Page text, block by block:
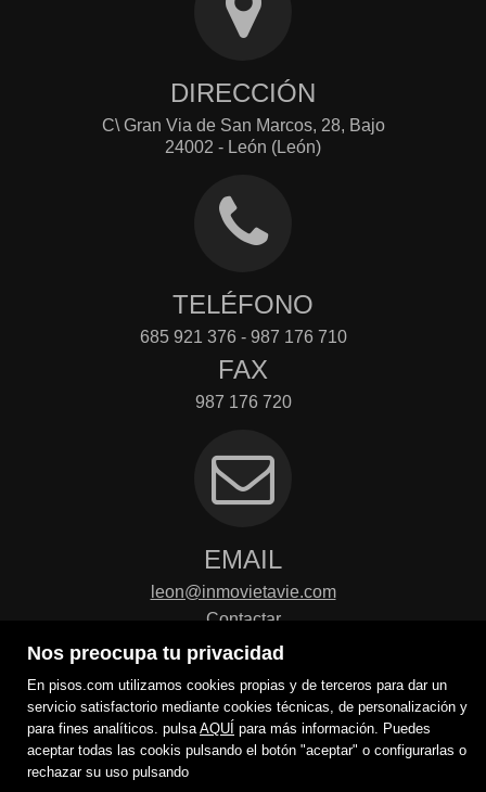
Nos preocupa tu privacidad
En pisos.com utilizamos cookies propias y de terceros para dar un
servicio satisfactorio mediante cookies técnicas, de personalización y
para fines analíticos. pulsaAQUÍ para más información. Puedes
aceptar todas las cookis pulsando el botón "aceptar" o configurarlas o
rechazar su uso pulsando
DIRECCIÓN
C\ Gran Via de San Marcos, 28, Bajo
24002 - León (León)
TELÉFONO
685 921 376 - 987 176 710
FAX
987 176 720
EMAIL
leon@inmovietavie.com
Contactar